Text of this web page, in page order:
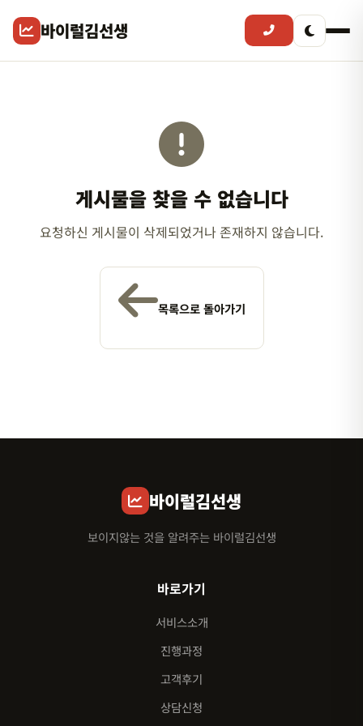
바이럴김선생
게시물을 찾을 수 없습니다
요청하신 게시물이 삭제되었거나 존재하지 않습니다.
목록으로 돌아가기
바이럴김선생
보이지않는 것을 알려주는 바이럴김선생
바로가기
서비스소개
진행과정
고객후기
상담신청